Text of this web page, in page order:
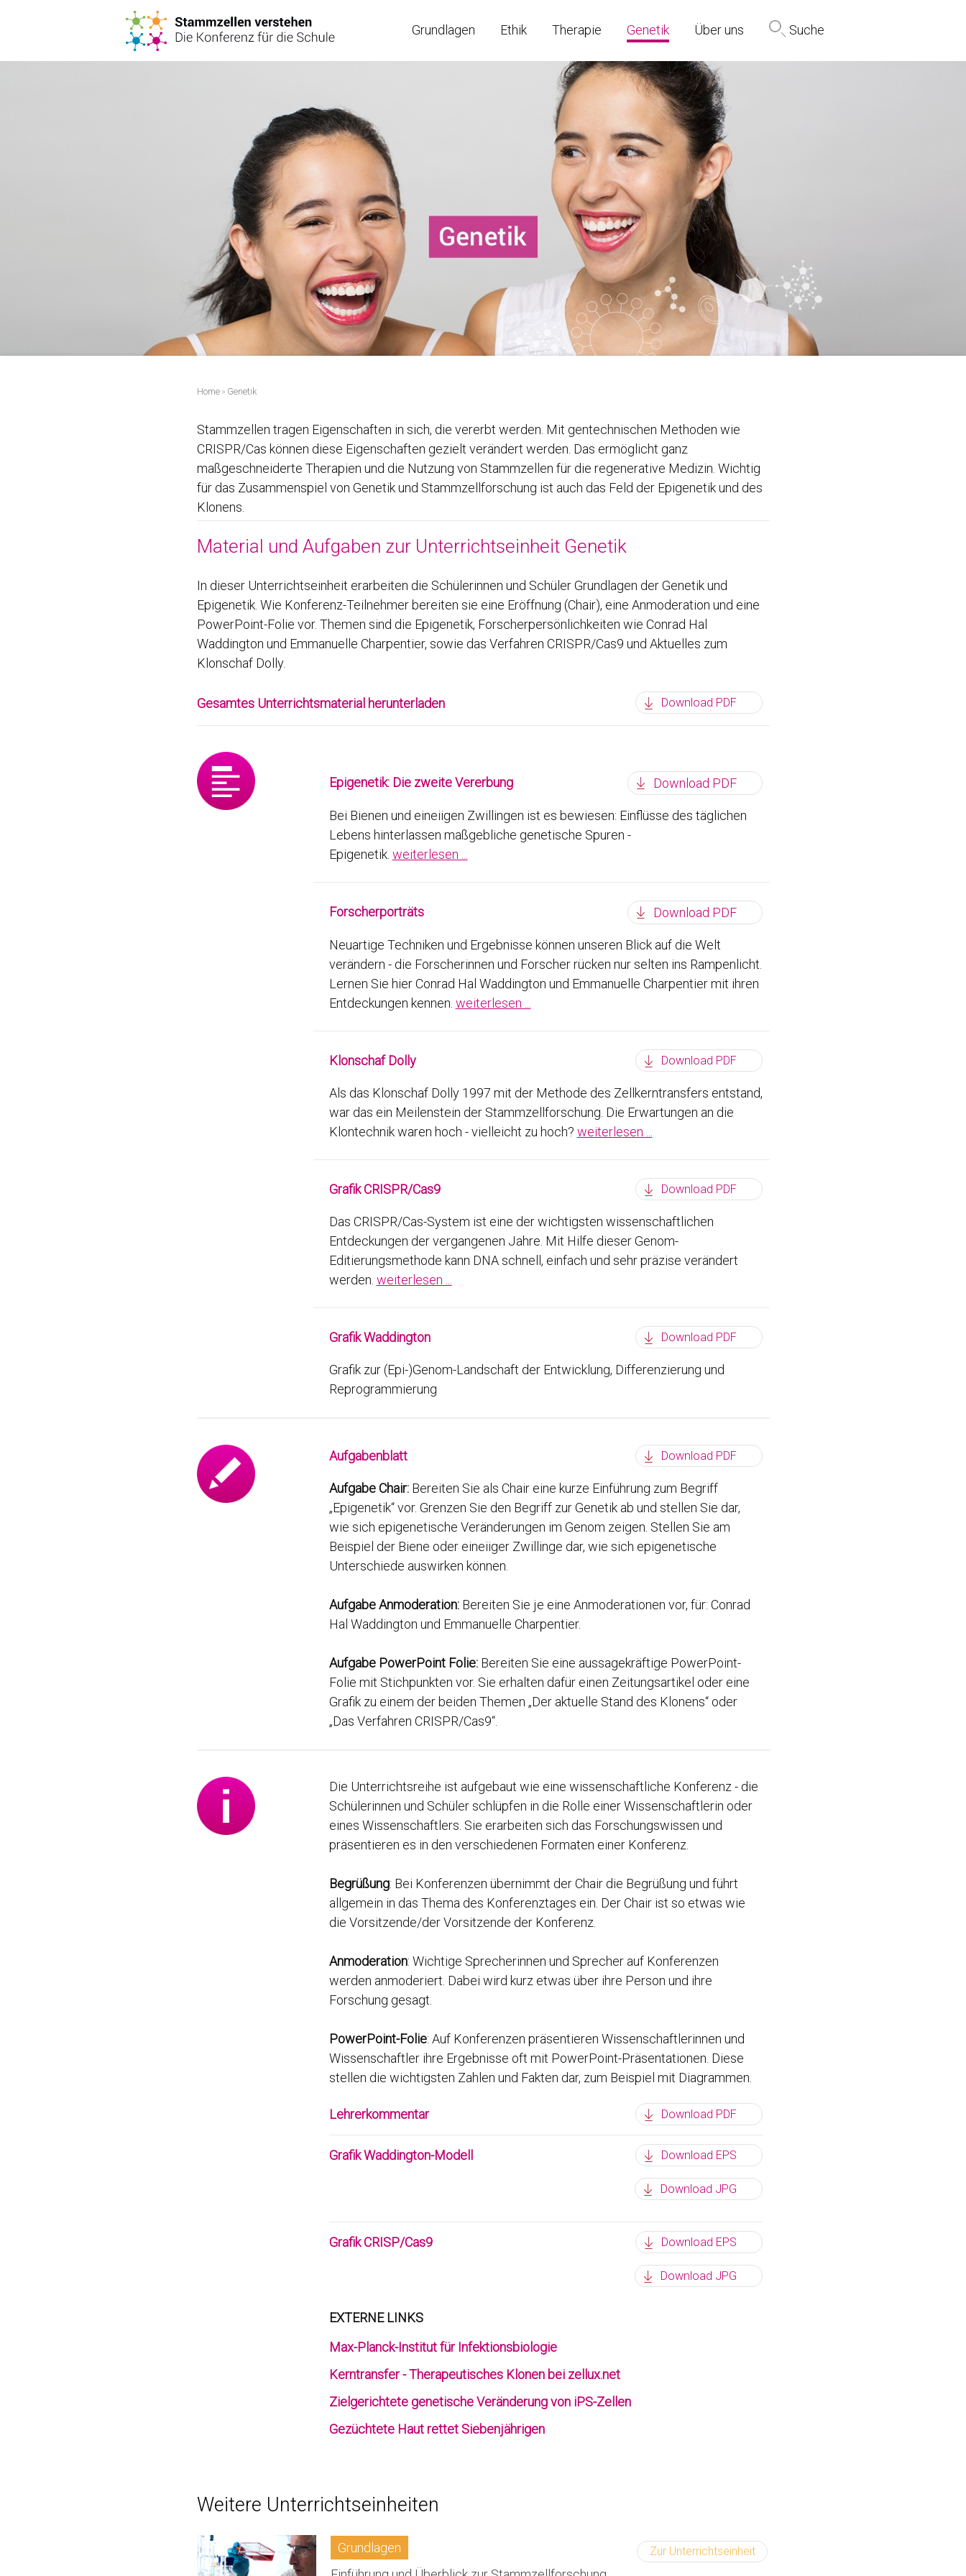
Grundlagen Ethik Therapie Genetik Über uns Suche
Home> Genetik
Stammzellen tragen Eigenschaften in sich, die vererbt werden. Mit gentechnischen Methoden wie
CRISPR/Cas können diese Eigenschaften gezielt verändert werden. Das ermöglicht ganz
maßgeschneiderte Therapien und die Nutzung von Stammzellen für die regenerative Medizin. Wichtig
für das Zusammenspiel von Genetik und Stammzellforschung ist auch das Feld der Epigenetik und des
Klonens.
Material und Aufgaben zur Unterrichtseinheit Genetik
In dieser Unterrichtseinheit erarbeiten die Schülerinnen und Schüler Grundlagen der Genetik und
Epigenetik. Wie Konferenz-Teilnehmer bereiten sie eine Eröffnung (Chair), eine Anmoderation und eine
PowerPoint-Folie vor. Themen sind die Epigenetik, Forscherpersönlichkeiten wie Conrad Hal
Waddington und Emmanuelle Charpentier, sowie das Verfahren CRISPR/Cas9 und Aktuelles zum
Klonschaf Dolly.
Gesamtes Unterrichtsmaterial herunterladen Download PDF
Epigenetik: Die zweite Vererbung Download PDF
Bei Bienen und eineiigen Zwillingen ist es bewiesen: Einflüsse des täglichen
Lebens hinterlassen maßgebliche genetische Spuren -
Epigenetik. weiterlesen ...
Forscherporträts Download PDF
Neuartige Techniken und Ergebnisse können unseren Blick auf die Welt
verändern - die Forscherinnen und Forscher rücken nur selten ins Rampenlicht.
Lernen Sie hier Conrad Hal Waddington und Emmanuelle Charpentier mit ihren
Entdeckungen kennen. weiterlesen ...
Klonschaf Dolly Download PDF
Als das Klonschaf Dolly 1997 mit der Methode des Zellkerntransfers entstand,
war das ein Meilenstein der Stammzellforschung. Die Erwartungen an die
Klontechnik waren hoch - vielleicht zu hoch? weiterlesen ...
Grafik CRISPR/Cas9 Download PDF
Das CRISPR/Cas-System ist eine der wichtigsten wissenschaftlichen
Entdeckungen der vergangenen Jahre. Mit Hilfe dieser Genom-
Editierungsmethode kann DNA schnell, einfach und sehr präzise verändert
werden. weiterlesen ...
Grafik Waddington Download PDF
Grafik zur (Epi-)Genom-Landschaft der Entwicklung, Differenzierung und
Reprogrammierung
Aufgabenblatt Download PDF
Aufgabe Chair:Bereiten Sie als Chair eine kurze Einführung zum Begriff
„Epigenetik“ vor. Grenzen Sie den Begriff zur Genetik ab und stellen Sie dar,
wie sich epigenetische Veränderungen im Genom zeigen. Stellen Sie am
Beispiel der Biene oder eineiiger Zwillinge dar, wie sich epigenetische
Unterschiede auswirken können.
Aufgabe Anmoderation:Bereiten Sie je eine Anmoderationen vor, für: Conrad
Hal Waddington und Emmanuelle Charpentier.
Aufgabe PowerPoint Folie:Bereiten Sie eine aussagekräftige PowerPoint-
Folie mit Stichpunkten vor. Sie erhalten dafür einen Zeitungsartikel oder eine
Grafik zu einem der beiden Themen „Der aktuelle Stand des Klonens“ oder
„Das Verfahren CRISPR/Cas9“.
Die Unterrichtsreihe ist aufgebaut wie eine wissenschaftliche Konferenz - die
Schülerinnen und Schüler schlüpfen in die Rolle einer Wissenschaftlerin oder
eines Wissenschaftlers. Sie erarbeiten sich das Forschungswissen und
präsentieren es in den verschiedenen Formaten einer Konferenz.
Begrüßung: Bei Konferenzen übernimmt der Chair die Begrüßung und führt
allgemein in das Thema des Konferenztages ein. Der Chair ist so etwas wie
die Vorsitzende/der Vorsitzende der Konferenz.
Anmoderation: Wichtige Sprecherinnen und Sprecher auf Konferenzen
werden anmoderiert. Dabei wird kurz etwas über ihre Person und ihre
Forschung gesagt.
PowerPoint-Folie: Auf Konferenzen präsentieren Wissenschaftlerinnen und
Wissenschaftler ihre Ergebnisse oft mit PowerPoint-Präsentationen. Diese
stellen die wichtigsten Zahlen und Fakten dar, zum Beispiel mit Diagrammen.
Lehrerkommentar Download PDF
Grafik Waddington-Modell Download EPS
Download JPG
Grafik CRISP/Cas9 Download EPS
Download JPG
EXTERNE LINKS
Max-Planck-Institut für Infektionsbiologie
Kerntransfer - Therapeutisches Klonen bei zellux.net
Zielgerichtete genetische Veränderung von iPS-Zellen
Gezüchtete Haut rettet Siebenjährigen
Weitere Unterrichtseinheiten
Grundlagen
Zur Unterrichtseinheit